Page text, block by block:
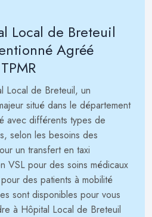
Local de Breteuil
Agréé
Local de Breteuil, un
situé dans le département
avec différents types de
selon les besoins des
un transfert en taxi
VSL pour des soins médicaux
des patients à mobilité
sont disponibles pour vous
à Hôpital Local de Breteuil